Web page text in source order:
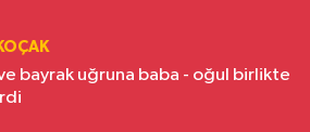
bayrak uğruna baba - oğul birlikte